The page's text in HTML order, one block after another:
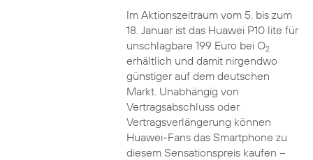
Im Aktionszeitraum vom 5. bis zum
18. Januar ist das Huawei P10 lite für
unschlagbare 199 Euro bei O2
erhältlich und damit nirgendwo
günstiger auf dem deutschen
Markt. Unabhängig von
Vertragsabschluss oder
Vertragsverlängerung können
Huawei-Fans das Smartphone zu
diesem Sensationspreis kaufen –